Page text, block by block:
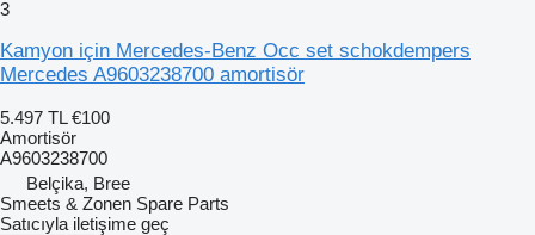
3
Kamyon için Mercedes-Benz Occ set schokdempers
Mercedes A9603238700 amortisör
5.497 TL €100
Amortisör
A9603238700
Belçika, Bree
Smeets & Zonen Spare Parts
Satıcıyla iletişime geç